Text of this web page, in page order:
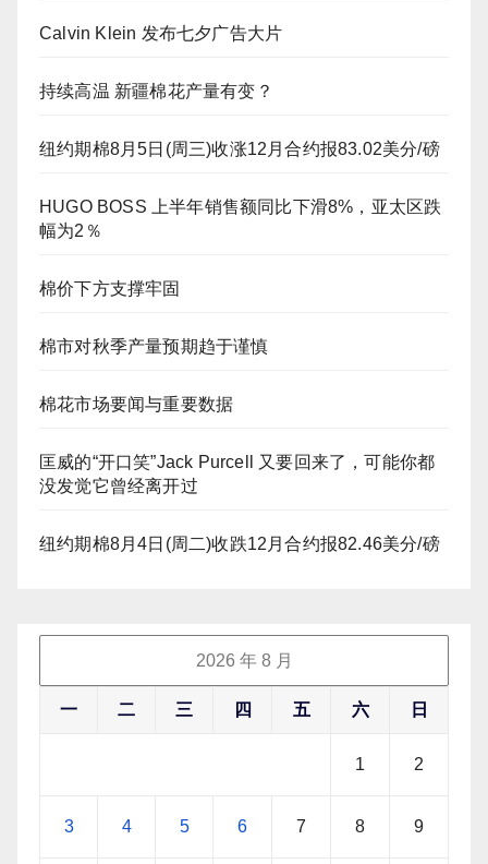
Calvin Klein 发布七夕广告大片
持续高温 新疆棉花产量有变？
纽约期棉8月5日(周三)收涨12月合约报83.02美分/磅
HUGO BOSS 上半年销售额同比下滑8%，亚太区跌
幅为2％
棉价下方支撑牢固
棉市对秋季产量预期趋于谨慎
棉花市场要闻与重要数据
匡威的“开口笑”Jack Purcell 又要回来了，可能你都
没发觉它曾经离开过
纽约期棉8月4日(周二)收跌12月合约报82.46美分/磅
2026 年 8 月
一 二 三 四 五 六 日
1 2
3 4 5 6 7 8 9